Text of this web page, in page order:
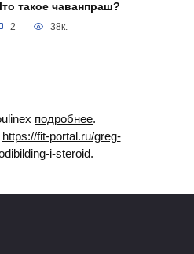
такое чаванпраш?
2 38к.
подробнее.
https://fit-portal.ru/greg-
i-steroid.